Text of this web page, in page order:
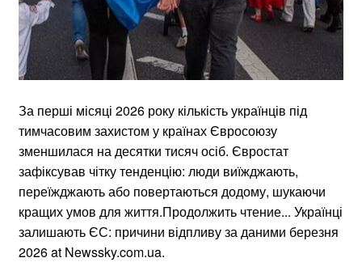
За перші місяці 2026 року кількість українців під
тимчасовим захистом у країнах Євросоюзу
зменшилася на десятки тисяч осіб. Євростат
зафіксував чітку тенденцію: люди виїжджають,
переїжджають або повертаються додому, шукаючи
кращих умов для життя.Продолжить чтение... Українці
залишають ЄС: причини відпливу за даними березня
2026 at Newssky.com.ua.